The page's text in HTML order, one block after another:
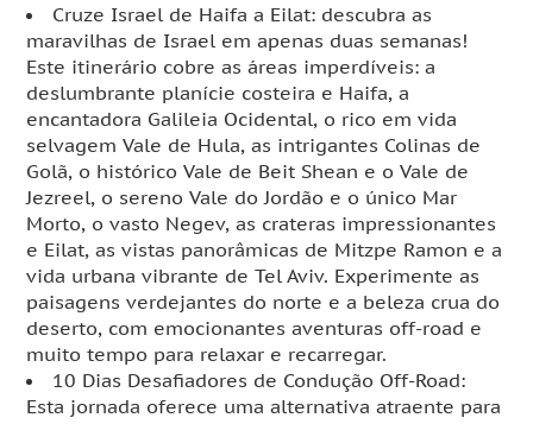
Cruze Israel de Haifa a Eilat: descubra as
maravilhas de Israel em apenas duas semanas!
Este itinerário cobre as áreas imperdíveis: a
deslumbrante planície costeira e Haifa, a
encantadora Galileia Ocidental, o rico em vida
selvagem Vale de Hula, as intrigantes Colinas de
Golã, o histórico Vale de Beit Shean e o Vale de
Jezreel, o sereno Vale do Jordão e o único Mar
Morto, o vasto Negev, as crateras impressionantes
e Eilat, as vistas panorâmicas de Mitzpe Ramon e a
vida urbana vibrante de Tel Aviv. Experimente as
paisagens verdejantes do norte e a beleza crua do
deserto, com emocionantes aventuras off-road e
muito tempo para relaxar e recarregar.
10 Dias Desafiadores de Condução Off-Road:
Esta jornada oferece uma alternativa atraente para